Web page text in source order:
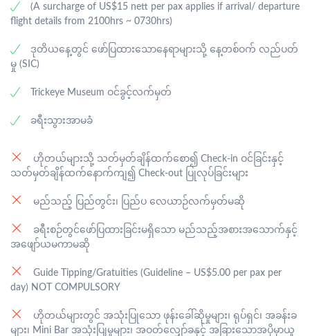
Forest & OCBC Skyway)
ပို့ဆောင်ပေးပါမည်။
Museum သို့ သွားရောက်လည်ပတ်နိုင်ပါမည်။ (ဟိုတယ်မှ
ဧည့်သည်များ၏ ကိုယ်ပိုင်အစီအစဉ်၊ အသုံးစရိတ်ဖြင့်
· စင်ကာပူမြို့ရှိဟိုတယ်တွင် ပျော်ရွှင်စွာ အနားယူအိပ်စက်ပါ
မည်။
(A surcharge of US$15 nett per pax applies if arrival/ departure
flight details from 2100hrs ~ 0730hrs)
ဒုတိယနေ့တွင် ဖော်ပြထားသောနေရာများသို့ နေ့တစ်ဝက် လည်ပတ်
မှု (SIC)
Trickeye Museum ဝင်ခွင့်လက်မှတ်
ခရီးသွားအာမခံ
ဟိုတယ်များသို့ သတ်မှတ်ချိန်ထက်စော၍ Check-in ဝင်ခြင်းနှင့်
သတ်မှတ်ချိန်ထက်နောက်ကျ၍ Check-out ပြုလုပ်ခြင်းများ
မည်သည့် ပြည်တွင်း၊ ပြည်ပ လေယာဉ်လက်မှတ်မဆို
ခရီးစဉ်တွင်ဖော်ပြထားခြင်းမရှိသော မည်သည့်အစားအသောက်နှင့်
အဖျော်ယမကာမဆို
Guide Tipping/Gratuities (Guideline – US$5.00 per pax per
day) NOT COMPULSORY
ဟိုတယ်များတွင် အသုံးပြုသော ဖုန်းခေါ်ဆိုမှုများ၊ ရုပ်ရှင်၊ အခန်းခ
များ၊ Mini Bar အသုံးပြုမှုများ၊ အဝတ်လျှော်ခနှင့် အခြားသောအပိုမှာယူ